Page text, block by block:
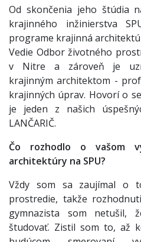
Od skončenia jeho štúdia
krajinného inžinierstva
programe krajinná
Vedie Odbor životného
v Nitre a zároveň je
krajinným architektom -
krajinných úprav. Hovorí o
je jeden z našich
LANČARIČ.
Čo rozhodlo o vašom
architektúry na SPU?
Vždy som sa zaujímal o
prostredie, takže
gymnazista som netušil,
študovať. Zistil som to, až